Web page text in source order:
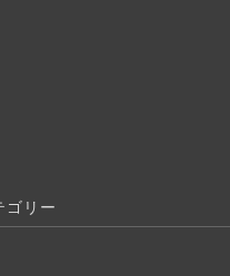
ゴリー